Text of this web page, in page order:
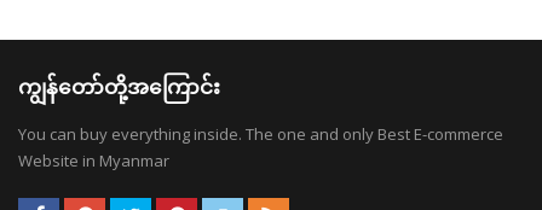
ကျွန်တော်တို့အကြောင်း
You can buy everything inside. The one and only Best E-commerce
Website in Myanmar